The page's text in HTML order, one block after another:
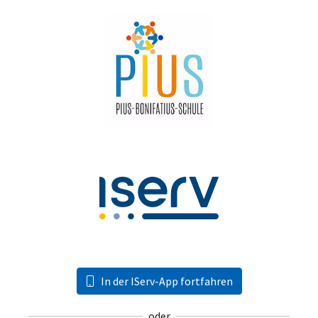
In der IServ-App fortfahren